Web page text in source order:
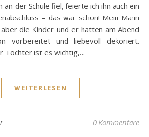
an der Schule fiel, feierte ich ihn auch ein
– das war schön! Mein Mann
die Kinder und er hatten am Abend
vorbereitet und liebevoll dekoriert.
Tochter ist es wichtig,…
WEITERLESEN
0 Kommentare